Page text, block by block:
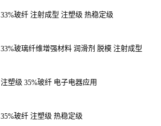
33%玻纤 注射成型 注塑级 热稳定级
33%玻璃纤维增强材料 润滑剂 脱模 注射成型
注塑级 35%玻纤 电子电器应用
35%玻纤 注塑级 热稳定级